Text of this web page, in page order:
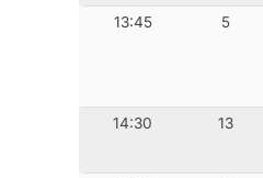
13:45 5
14:30 13